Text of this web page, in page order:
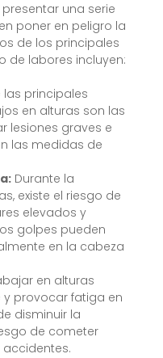
una serie
poner en peligro la
de los principales
de labores incluyen:
las principales
en alturas son las
lesiones graves e
las medidas de
Durante la
existe el riesgo de
elevados y
golpes pueden
en la cabeza
en alturas
y provocar fatiga en
disminuir la
de cometer